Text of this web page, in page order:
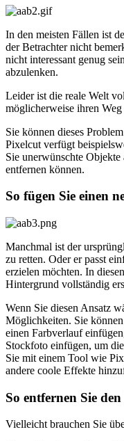
In den meisten Fällen ist
der Betrachter nicht
nicht interessant genug
abzulenken.
Leider ist die reale Welt
möglicherweise ihren
Sie können dieses
Pixelcut verfügt
Sie unerwünschte
entfernen können.
So fügen Sie einen
Manchmal ist der
zu retten. Oder er passt
erzielen möchten. In
Hintergrund vollständig
Wenn Sie diesen Ansatz
Möglichkeiten. Sie
einen Farbverlauf
Stockfoto einfügen, um
Sie mit einem Tool wie
andere coole Effekte
So entfernen Sie
Vielleicht brauchen Sie